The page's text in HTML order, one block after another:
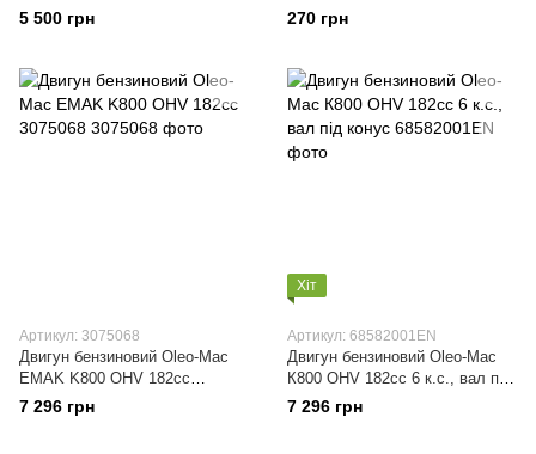
5 500 грн 270 грн
Артикул: 3075068
Двигун бензиновий Oleo-Mac
EMAK K800 OHV 182cc
3075068
7 296 грн
Хіт
Артикул: 68582001EN
Двигун бензиновий Oleo-Mac
К800 OHV 182cc 6 к.с., вал під
конус
7 296 грн